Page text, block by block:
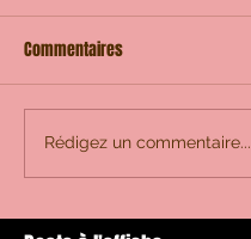
Commentaires
Rédigez un commentaire...